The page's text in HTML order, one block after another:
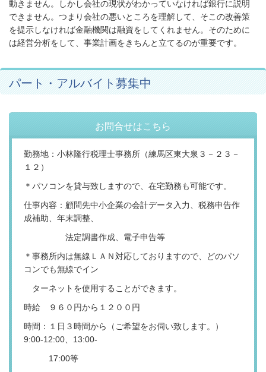
動きません。しかし会社の現状がわかっていなければ銀行に説明
できません。つまり会社の悪いところを理解して、そこの改善策
を提示しなければ金融機関は融資をしてくれません。そのために
は経営分析をして、事業計画をきちんと立てるのが重要です。
パート・アルバイト募集中
お問合せはこちら
勤務地：小林隆行税理士事務所（練馬区東大泉３－２３－
１２）
＊パソコンを貸与致しますので、在宅勤務も可能です。
仕事内容：顧問先中小企業の会計データ入力、税務申告作
成補助、年末調整、
法定調書作成、電子申告等
＊事務所内は無線ＬＡＮ対応しておりますので、どのパソ
コンでも無線でイン
ターネットを使用することができます。
時給 ９６０円から１２００円
時間：１日３時間から（ご希望をお伺い致します。）
9:00-12:00、13:00-
17:00等